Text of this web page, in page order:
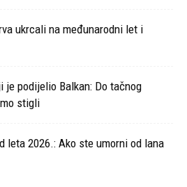
ukrcali na međunarodni let i
podijelio Balkan: Do tačnog
stigli
leta 2026.: Ako ste umorni od lana